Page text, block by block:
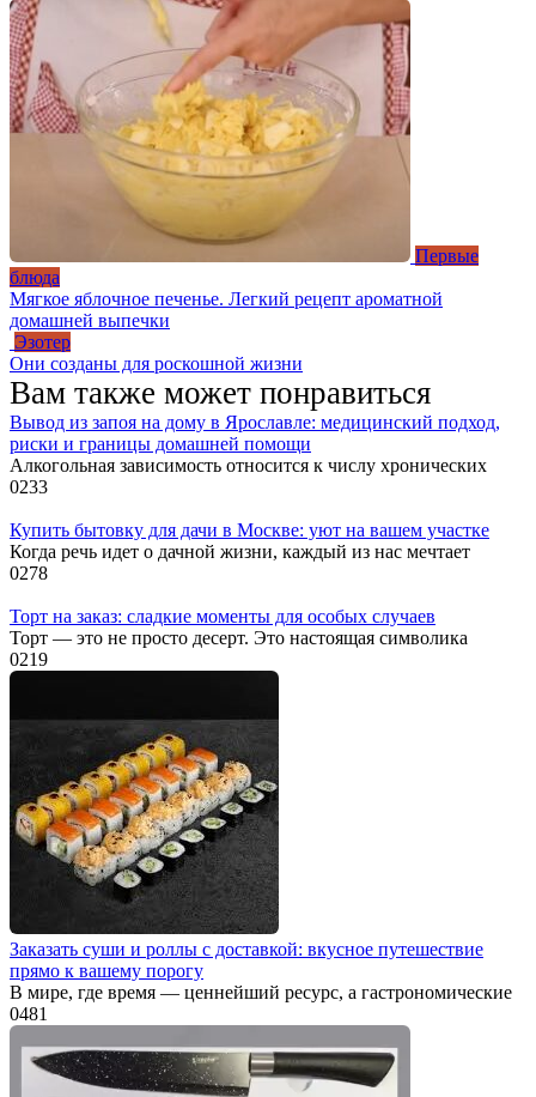
Первые
блюда
Мягкое яблочное печенье. Легкий рецепт ароматной
домашней выпечки
Эзотер
Они созданы для роскошной жизни
Вам также может понравиться
Вывод из запоя на дому в Ярославле: медицинский подход,
риски и границы домашней помощи
Алкогольная зависимость относится к числу хронических
0233
Купить бытовку для дачи в Москве: уют на вашем участке
Когда речь идет о дачной жизни, каждый из нас мечтает
0278
Торт на заказ: сладкие моменты для особых случаев
Торт — это не просто десерт. Это настоящая символика
0219
Заказать суши и роллы с доставкой: вкусное путешествие
прямо к вашему порогу
В мире, где время — ценнейший ресурс, а гастрономические
0481